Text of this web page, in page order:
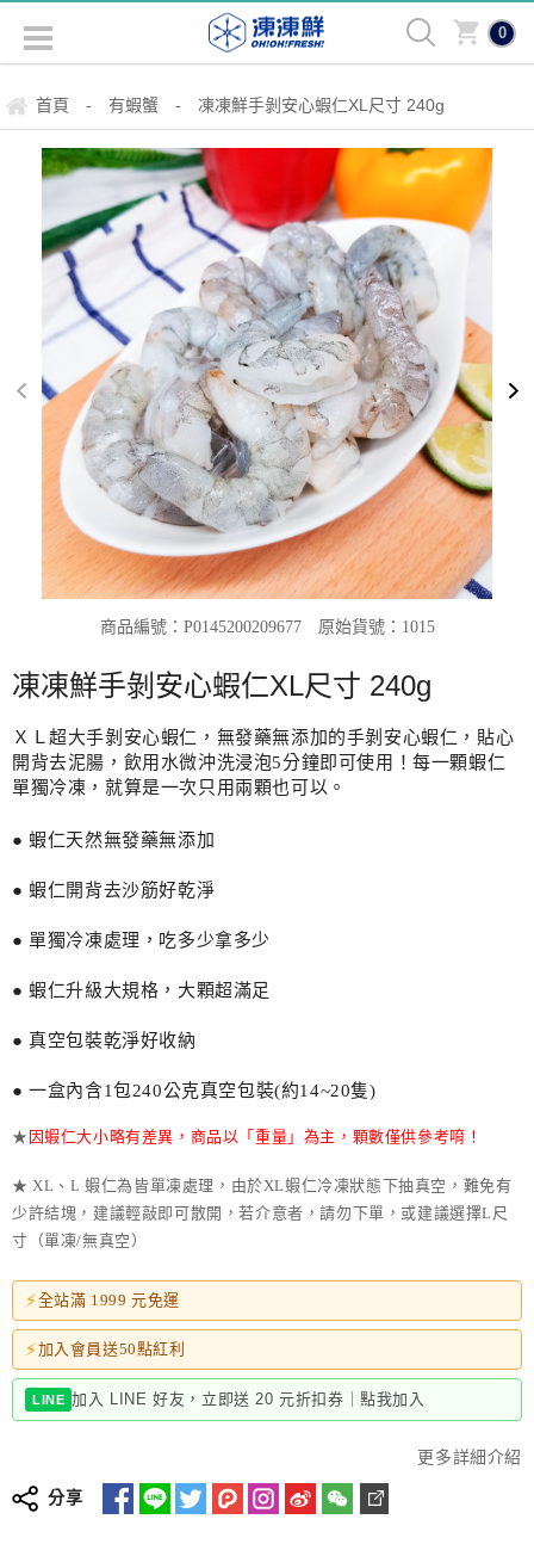
0
首頁 - 有蝦蟹 - 凍凍鮮手剝安心蝦仁XL尺寸 240g
商品編號：P0145200209677 原始貨號：1015
凍凍鮮手剝安心蝦仁XL尺寸 240g
ＸＬ超大手剝安心蝦仁，無發藥無添加的手剝安心蝦仁，貼心
開背去泥腸，飲用水微沖洗浸泡5分鐘即可使用！每一顆蝦仁
單獨冷凍，就算是一次只用兩顆也可以。
● 蝦仁天然無發藥無添加
● 蝦仁開背去沙筋好乾淨
● 單獨冷凍處理，吃多少拿多少
● 蝦仁升級大規格，大顆超滿足
● 真空包裝乾淨好收納
● 一盒內含1包240公克真空包裝(約14~20隻)
★ 因蝦仁大小略有差異，商品以「重量」為主，顆數僅供參考唷！
★ XL、L 蝦仁為皆單凍處理，由於XL蝦仁冷凍狀態下抽真空，難免有
少許結塊，建議輕敲即可散開，若介意者，請勿下單，或建議選擇L尺
寸（單凍/無真空）
⚡全站滿 1999 元免運
⚡加入會員送50點紅利
LINE 加入 LINE 好友，立即送 20 元折扣券｜點我加入
更多詳細介紹
分享